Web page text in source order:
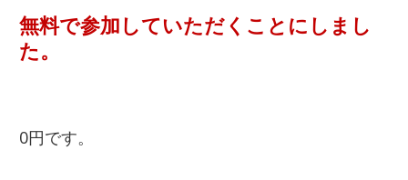
無料で参加していただくことにしまし
た。
0円です。